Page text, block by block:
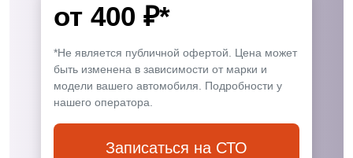
от 400 ₽*
*Не является публичной офертой. Цена может
быть изменена в зависимости от марки и
модели вашего автомобиля. Подробности у
нашего оператора.
Записаться на СТО